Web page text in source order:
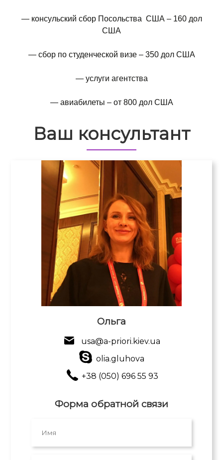
— консульский сбор Посольства США – 160 дол
США
— сбор по студенческой визе – 350 дол США
— услуги агентства
— авиабилеты – от 800 дол США
Ваш консультант
Ольга
usa@a-priori.kiev.ua
olia.gluhova
+38 (050) 696 55 93
Форма обратной связи